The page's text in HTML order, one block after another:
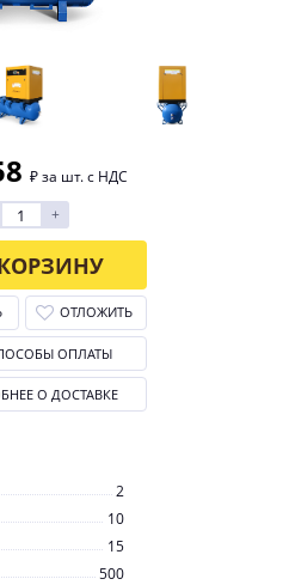
2
10
15
500
₽ за шт. с НДС
+
ОТЛОЖИТЬ
ОПЛАТЫ
О ДОСТАВКЕ